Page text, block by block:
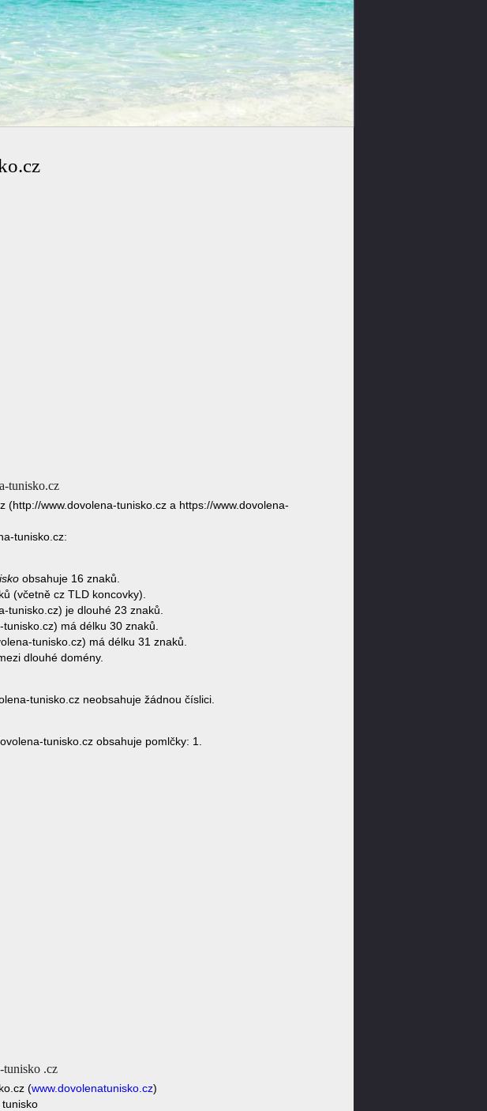
tunisko.cz
www.dovolena-tunisko.cz a https://www.dovolena-
tunisko.cz:
obsahuje 16 znaků.
(včetně cz TLD koncovky).
tunisko.cz) je dlouhé 23 znaků.
má délku 30 znaků.
tunisko.cz) má délku 31 znaků.
dlouhé domény.
tunisko.cz neobsahuje žádnou číslici.
tunisko.cz obsahuje pomlčky: 1.
tunisko .cz
(www.dovolenatunisko.cz)